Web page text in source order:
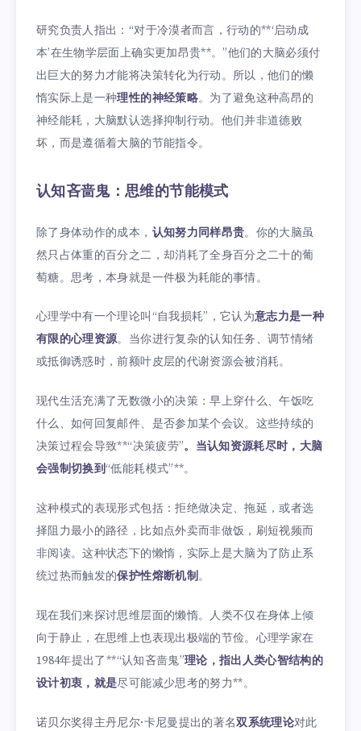
研究负责人指出：“对于冷漠者而言，行动的**‘启动成
本’在生物学层面上确实更加昂贵**。”他们的大脑必须付
出巨大的努力才能将决策转化为行动。所以，他们的懒
惰实际上是一种理性的神经策略。为了避免这种高昂的
神经能耗，大脑默认选择抑制行动。他们并非道德败
坏，而是遵循着大脑的节能指令。
认知吝啬鬼：思维的节能模式
除了身体动作的成本， 认知努力同样昂贵。你的大脑虽
然只占体重的百分之二，却消耗了全身百分之二十的葡
萄糖。思考，本身就是一件极为耗能的事情。
心理学中有一个理论叫“自我损耗”，它认为意志力是一种
有限的心理资源。当你进行复杂的认知任务、调节情绪
或抵御诱惑时，前额叶皮层的代谢资源会被消耗。
现代生活充满了无数微小的决策：早上穿什么、午饭吃
什么、如何回复邮件、是否参加某个会议。这些持续的
决策过程会导致**“决策疲劳”。当认知资源耗尽时，大脑
会强制切换到“低能耗模式”**。
这种模式的表现形式包括：拒绝做决定、拖延，或者选
择阻力最小的路径，比如点外卖而非做饭，刷短视频而
非阅读。这种状态下的懒惰，实际上是大脑为了防止系
统过热而触发的保护性熔断机制。
现在我们来探讨思维层面的懒惰。人类不仅在身体上倾
向于静止，在思维上也表现出极端的节俭。心理学家在
1984年提出了**“认知吝啬鬼”理论，指出人类心智结构的
设计初衷，就是尽可能减少思考的努力**。
诺贝尔奖得主丹尼尔·卡尼曼提出的著名双系统理论对此